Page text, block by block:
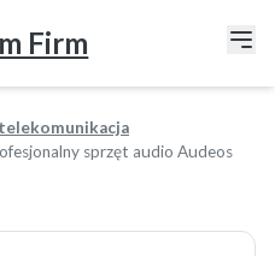
Firm
sprzęt audio Audeos